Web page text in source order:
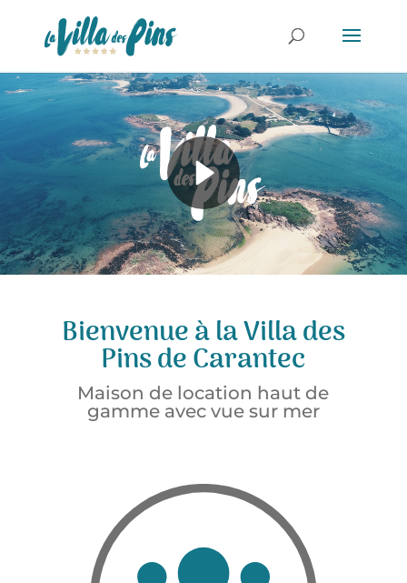
Bienvenue à la Villa des
Pins de Carantec
Maison de location haut de
gamme avec vue sur mer